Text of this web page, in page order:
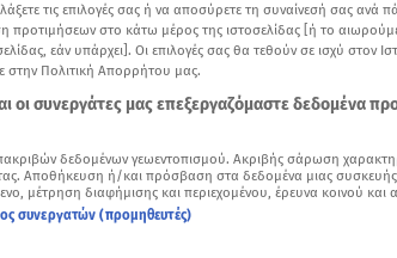
Δείτε περισσότερα άρθρα μας στα
τις επιλογές σας ή να αποσύρετε τη συναίνεσή σας ανά
προτιμήσεων στο κάτω μέρος της ιστοσελίδας [ή το
εάν υπάρχει]. Οι επιλογές σας θα τεθούν σε ισχύ στον
στην Πολιτική Απορρήτου μας.
οι συνεργάτες μας επεξεργαζόμαστε δεδομένα
δεδομένων γεωεντοπισμού. Ακριβής σάρωση
Αποθήκευση ή/και πρόσβαση στα δεδομένα μιας
μέτρηση διαφήμισης και περιεχομένου, έρευνα κοινού
συνεργατών (προμηθευτές)